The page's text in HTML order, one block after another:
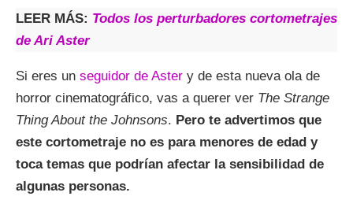
LEER MÁS: Todos los perturbadores cortometrajes
de Ari Aster
Si eres un seguidor de Aster y de esta nueva ola de
horror cinematográfico, vas a querer ver The Strange
Thing About the Johnsons. Pero te advertimos que
este cortometraje no es para menores de edad y
toca temas que podrían afectar la sensibilidad de
algunas personas.